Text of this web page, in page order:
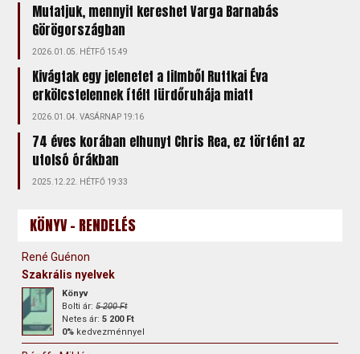
Mutatjuk, mennyit kereshet Varga Barnabás
Görögországban
2026.01.05. HÉTFŐ 15:49
Kivágtak egy jelenetet a filmből Ruttkai Éva
erkölcstelennek ítélt fürdőruhája miatt
2026.01.04. VASÁRNAP 19:16
74 éves korában elhunyt Chris Rea, ez történt az
utolsó órákban
2025.12.22. HÉTFŐ 19:33
KÖNYV - RENDELÉS
René Guénon
Szakrális nyelvek
Könyv
Bolti ár:5 200 Ft
Netes ár:5 200 Ft
0% kedvezménnyel